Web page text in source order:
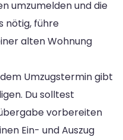
umzumelden und die
nötig, führe
alten Wohnung
Umzugstermin gibt
Du solltest
vorbereiten
Ein- und Auszug